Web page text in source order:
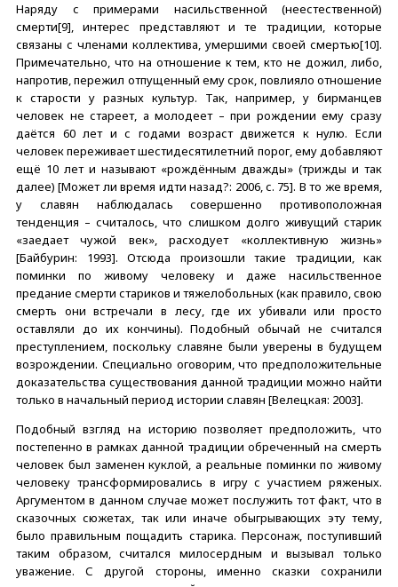
Наряду с примерами насильственной (неестественной)
смерти[9], интерес представляют и те традиции, которые
связаны с членами коллектива, умершими своей смертью[10].
Примечательно, что на отношение к тем, кто не дожил, либо,
напротив, пережил отпущенный ему срок, повлияло отношение
к старости у разных культур. Так, например, у бирманцев
человек не стареет, а молодеет – при рождении ему сразу
даётся 60 лет и с годами возраст движется к нулю. Если
человек переживает шестидесятилетний порог, ему добавляют
ещё 10 лет и называют «рождённым дважды» (трижды и так
далее) [Может ли время идти назад?: 2006, с. 75]. В то же время,
у славян наблюдалась совершенно противоположная
тенденция – считалось, что слишком долго живущий старик
«заедает чужой век», расходует «коллективную жизнь»
[Байбурин: 1993]. Отсюда произошли такие традиции, как
поминки по живому человеку и даже насильственное
предание смерти стариков и тяжелобольных (как правило, свою
смерть они встречали в лесу, где их убивали или просто
оставляли до их кончины). Подобный обычай не считался
преступлением, поскольку славяне были уверены в будущем
возрождении. Специально оговорим, что предположительные
доказательства существования данной традиции можно найти
только в начальный период истории славян [Велецкая: 2003].
Подобный взгляд на историю позволяет предположить, что
постепенно в рамках данной традиции обреченный на смерть
человек был заменен куклой, а реальные поминки по живому
человеку трансформировались в игру с участием ряженых.
Аргументом в данном случае может послужить тот факт, что в
сказочных сюжетах, так или иначе обыгрывающих эту тему,
было правильным пощадить старика. Персонаж, поступивший
таким образом, считался милосердным и вызывал только
уважение. С другой стороны, именно сказки сохранили